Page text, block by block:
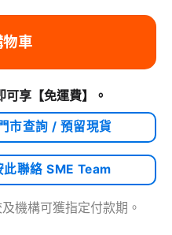
物車
可享 【免運費】 。
市查詢 / 預留現貨
聯絡 SME Team
機構可獲指定付款期。